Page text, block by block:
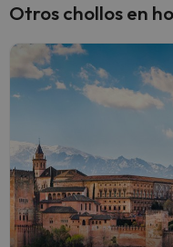
Otros chollos en